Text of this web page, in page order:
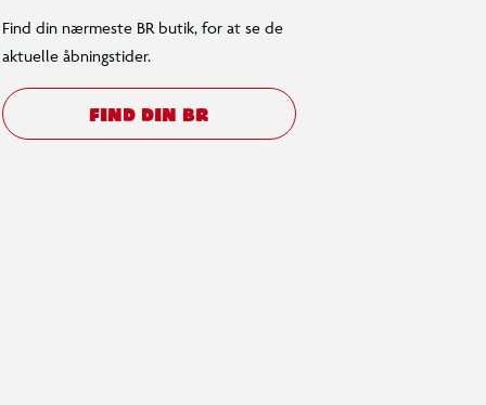
Find din nærmeste BR butik, for at se de
aktuelle åbningstider.
FIND DIN BR